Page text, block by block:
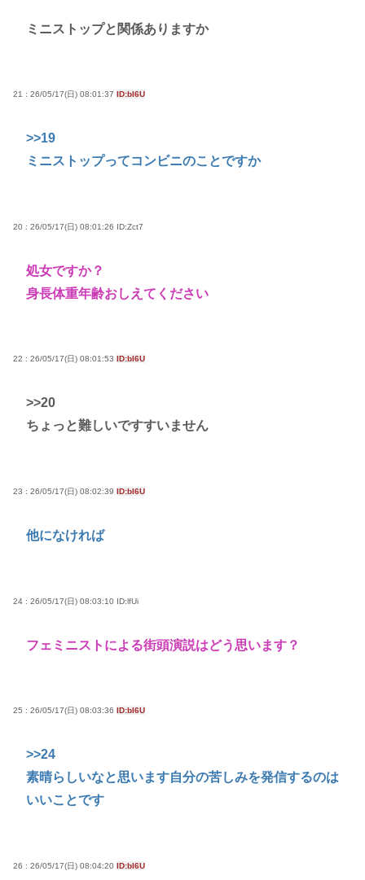
ミニストップと関係ありますか
21 : 26/05/17(日) 08:01:37 ID:bI6U
>>19
ミニストップってコンビニのことですか
20 : 26/05/17(日) 08:01:26 ID:Zct7
処女ですか？
身長体重年齢おしえてください
22 : 26/05/17(日) 08:01:53 ID:bI6U
>>20
ちょっと難しいですすいません
23 : 26/05/17(日) 08:02:39 ID:bI6U
他になければ
24 : 26/05/17(日) 08:03:10 ID:lfUi
フェミニストによる街頭演説はどう思います？
25 : 26/05/17(日) 08:03:36 ID:bI6U
>>24
素晴らしいなと思います自分の苦しみを発信するのは
いいことです
26 : 26/05/17(日) 08:04:20 ID:bI6U